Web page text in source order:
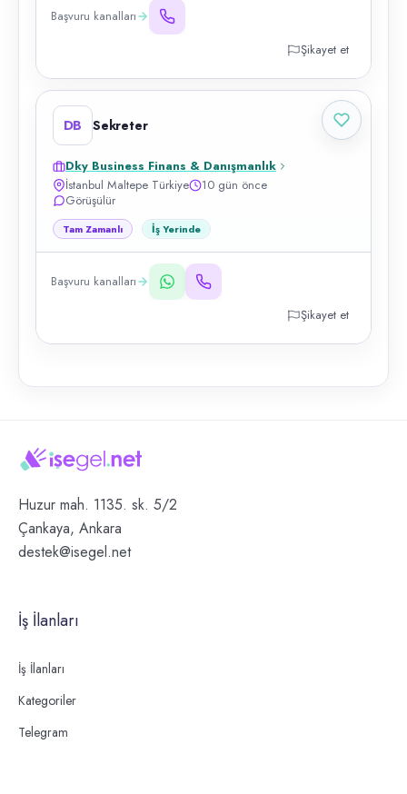
Başvuru kanalları
Şikayet et
DB Sekreter
Dky Business Finans & Danışmanlık
İstanbul Maltepe Türkiye
10 gün önce
Görüşülür
Tam Zamanlı İş Yerinde
Başvuru kanalları
Şikayet et
Huzur mah. 1135. sk. 5/2
Çankaya, Ankara
destek@isegel.net
İş İlanları
İş İlanları
Kategoriler
Telegram